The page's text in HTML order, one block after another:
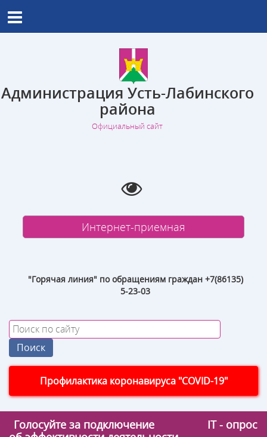
Администрация Усть-Лабинского
района
Официальный сайт
Интернет-приемная
"Горячая линия" по обращениям граждан +7(86135)
5-23-03
Профилактика коронавируса "COVID-19"
Голосуйте за подключение
IT - опрос